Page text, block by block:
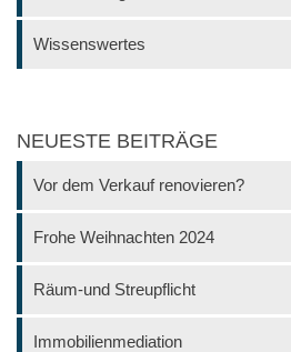
Wissenswertes
NEUESTE BEITRÄGE
Vor dem Verkauf renovieren?
Frohe Weihnachten 2024
Räum-und Streupflicht
Immobilienmediation